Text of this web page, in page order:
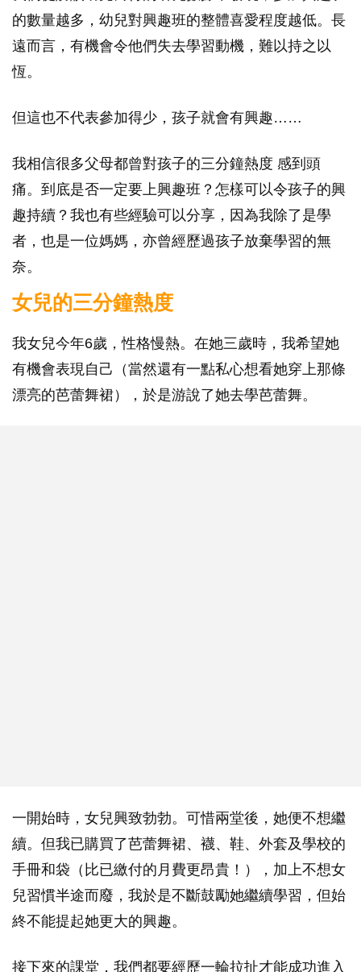
的數量越多，幼兒對興趣班的整體喜愛程度越低。長
遠而言，有機會令他們失去學習動機，難以持之以
恆。
但這也不代表參加得少，孩子就會有興趣……
我相信很多父母都曾對孩子的三分鐘熱度 感到頭
痛。到底是否一定要上興趣班？怎樣可以令孩子的興
趣持續？我也有些經驗可以分享，因為我除了是學
者，也是一位媽媽，亦曾經歷過孩子放棄學習的無
奈。
女兒的三分鐘熱度
我女兒今年6歲，性格慢熱。在她三歲時，我希望她
有機會表現自己（當然還有一點私心想看她穿上那條
漂亮的芭蕾舞裙），於是游說了她去學芭蕾舞。
一開始時，女兒興致勃勃。可惜兩堂後，她便不想繼
續。但我已購買了芭蕾舞裙、襪、鞋、外套及學校的
手冊和袋（比已繳付的月費更昂貴！），加上不想女
兒習慣半途而廢，我於是不斷鼓勵她繼續學習，但始
終不能提起她更大的興趣。
接下來的課堂，我們都要經歷一輪拉扯才能成功進入